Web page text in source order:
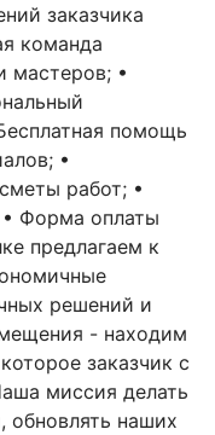
заказчика
команда
мастеров; •
помощь
•
работ; •
Форма оплаты
предлагаем к
решений и
- находим
заказчик с
миссия делать
обновлять наших